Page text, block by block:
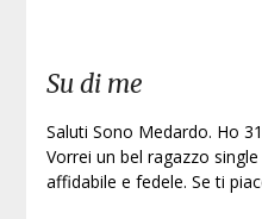
Su di me
Saluti Sono Medardo. Ho
Vorrei un bel ragazzo
affidabile e fedele. Se ti